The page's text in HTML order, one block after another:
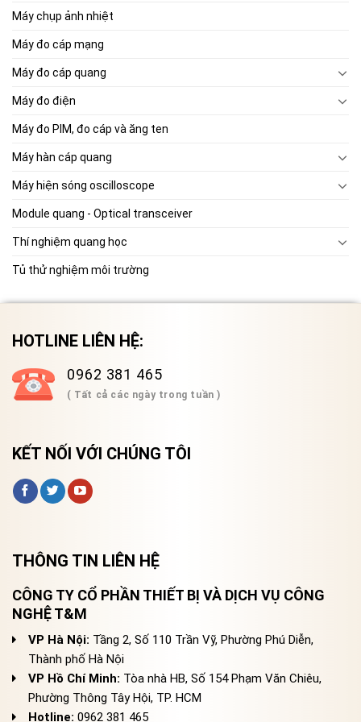
Máy chụp ảnh nhiệt
Máy đo cáp mạng
Máy đo cáp quang
Máy đo điện
Máy đo PIM, đo cáp và ăng ten
Máy hàn cáp quang
Máy hiện sóng oscilloscope
Module quang - Optical transceiver
Thí nghiệm quang học
Tủ thử nghiệm môi trường
HOTLINE LIÊN HỆ:
0962 381 465
( Tất cả các ngày trong tuần )
KẾT NỐI VỚI CHÚNG TÔI
THÔNG TIN LIÊN HỆ
CÔNG TY CỔ PHẦN THIẾT BỊ VÀ DỊCH VỤ CÔNG
NGHỆ T&M
VP Hà Nội: Tầng 2, Số 110 Trần Vỹ, Phường Phú Diễn,
Thành phố Hà Nội
VP Hồ Chí Minh: Tòa nhà HB, Số 154 Phạm Văn Chiêu,
Phường Thông Tây Hội, TP. HCM
Hotline: 0962 381 465